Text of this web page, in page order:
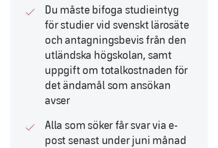
Du måste bifoga studieintyg
för studier vid svenskt lärosäte
och antagningsbevis från den
utländska högskolan, samt
uppgift om totalkostnaden för
det ändamål som ansökan
avser
Alla som söker får svar via e-
post senast under juni månad